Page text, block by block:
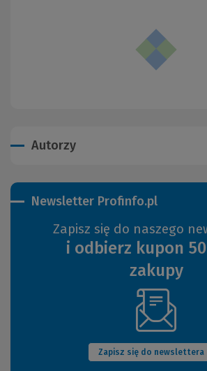
Autorzy
Newsletter Profinfo.pl
Zapisz się do naszego
i odbierz kupon 50
zakupy
Zapisz się do newslettera
(Nowe
okno)